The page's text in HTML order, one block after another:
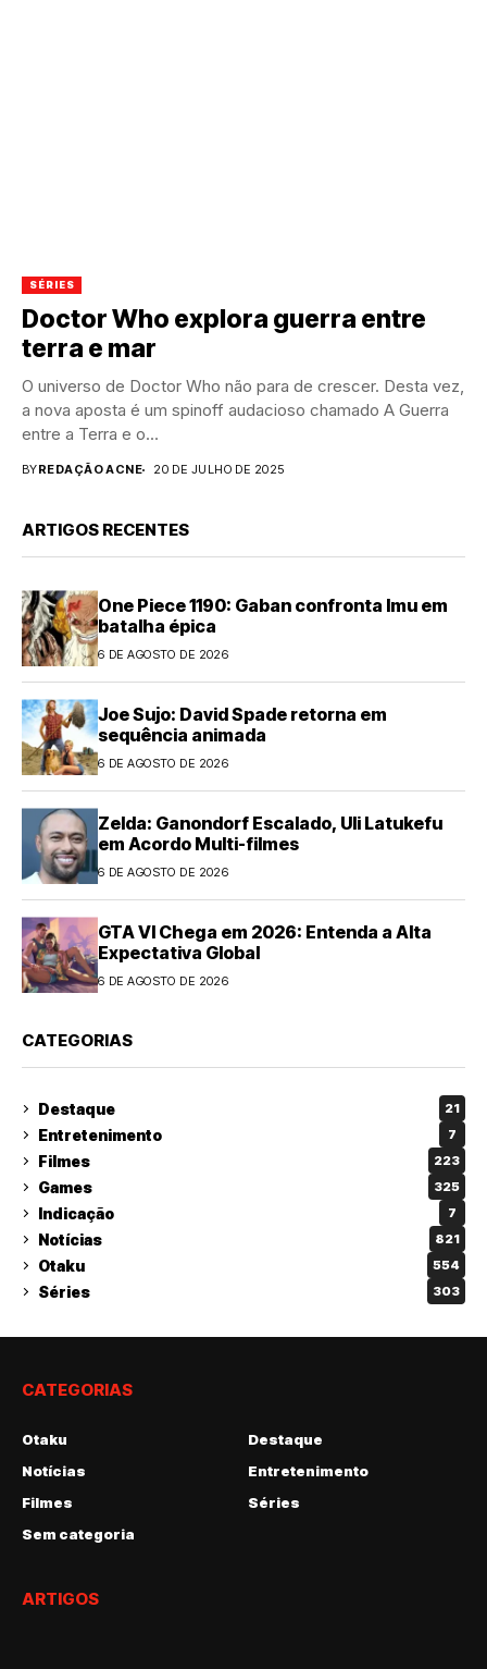
SÉRIES
Doctor Who explora guerra entre
terra e mar
O universo de Doctor Who não para de crescer. Desta vez,
a nova aposta é um spinoff audacioso chamado A Guerra
entre a Terra e o...
BYREDAÇÃO ACNE 20 DE JULHO DE 2025
ARTIGOS RECENTES
One Piece 1190: Gaban confronta Imu em
batalha épica
6 DE AGOSTO DE 2026
Joe Sujo: David Spade retorna em
sequência animada
6 DE AGOSTO DE 2026
Zelda: Ganondorf Escalado, Uli Latukefu
em Acordo Multi-filmes
6 DE AGOSTO DE 2026
GTA VI Chega em 2026: Entenda a Alta
Expectativa Global
6 DE AGOSTO DE 2026
CATEGORIAS
Destaque 21
Entretenimento 7
Filmes 223
Games 325
Indicação 7
Notícias 821
Otaku 554
Séries 303
CATEGORIAS
Otaku
Destaque
Notícias
Entretenimento
Filmes
Séries
Sem categoria
ARTIGOS